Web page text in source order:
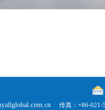
传真：+86-021-